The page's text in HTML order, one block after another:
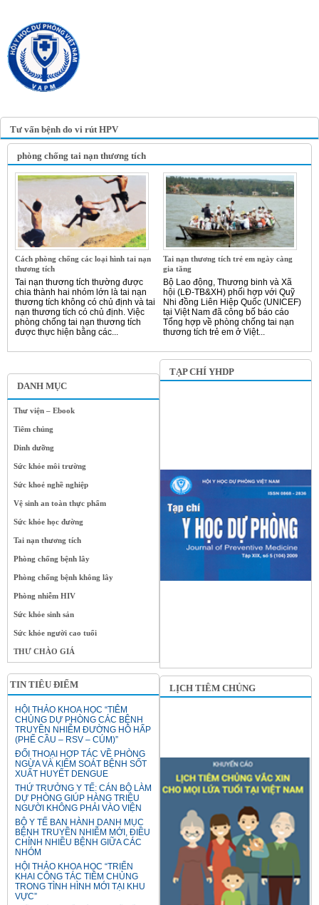
Tư vấn bệnh do vi rút HPV
DANH MỤC
Thư viện – Ebook
Tiêm chủng
Dinh dưỡng
Sức khỏe môi trường
Sức khoẻ nghề nghiệp
Vệ sinh an toàn thực phẩm
Sức khỏe học đường
Tai nạn thương tích
Phòng chống bệnh lây
Phòng chống bệnh không lây
Phòng nhiễm HIV
Sức khỏe sinh sản
Sức khỏe người cao tuổi
THƯ CHÀO GIÁ
TIN TIÊU ĐIỂM
HỘI THẢO KHOA HỌC “TIÊM
CHỦNG DỰ PHÒNG CÁC BỆNH
TRUYỀN NHIỄM ĐƯỜNG HÔ HẤP
(PHẾ CẦU – RSV – CÚM)”
ĐỐI THOẠI HỢP TÁC VỀ PHÒNG
NGỪA VÀ KIỂM SOÁT BỆNH SỐT
XUẤT HUYẾT DENGUE
THỨ TRƯỞNG Y TẾ: CÁN BỘ LÀM
DỰ PHÒNG GIÚP HÀNG TRIỆU
NGƯỜI KHÔNG PHẢI VÀO VIỆN
BỘ Y TẾ BAN HÀNH DANH MỤC
BỆNH TRUYỀN NHIỄM MỚI, ĐIỀU
CHỈNH NHIỀU BỆNH GIỮA CÁC
NHÓM
HỘI THẢO KHOA HỌC “TRIỂN
KHAI CÔNG TÁC TIÊM CHỦNG
TRONG TÌNH HÌNH MỚI TẠI KHU
VỰC”
phòng chống tai nạn thương tích
Cách phòng chống các loại hình tai nạn
thương tích
Tai nạn thương tích thường được
chia thành hai nhóm lớn là tai nạn
thương tích không có chủ định và tai
nạn thương tích có chủ định. Việc
phòng chống tai nạn thương tích
được thực hiện bằng các...
Tai nạn thương tích trẻ em ngày càng
gia tăng
Bộ Lao động, Thương binh và Xã
hội (LĐ-TB&XH) phối hợp với Quỹ
Nhi đồng Liên Hiệp Quốc (UNICEF)
tại Việt Nam đã công bố báo cáo
Tổng hợp về phòng chống tai nạn
thương tích trẻ em ở Việt...
TẠP CHÍ YHDP
LỊCH TIÊM CHỦNG